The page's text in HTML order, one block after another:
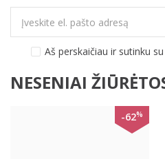
Aš perskaičiau ir sutinku su
NESENIAI
-62%